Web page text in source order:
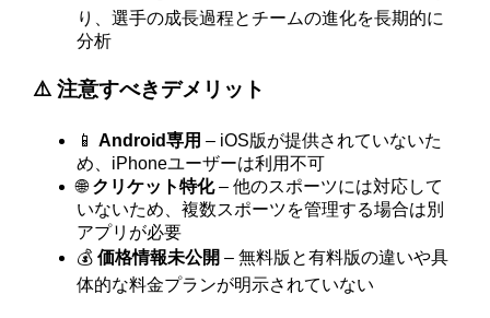
り、選手の成長過程とチームの進化を長期的に
分析
⚠️ 注意すべきデメリット
📱Android専用 – iOS版が提供されていないた
め、iPhoneユーザーは利用不可
🌐クリケット特化– 他のスポーツには対応して
いないため、複数スポーツを管理する場合は別
アプリが必要
💰価格情報未公開 – 無料版と有料版の違いや具
体的な料金プランが明示されていない